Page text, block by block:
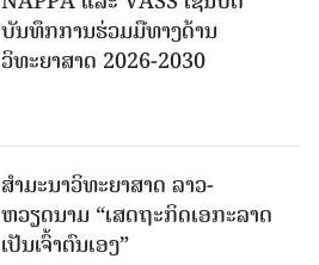
ບັນທຶກການຮ່ວມມືທາງດ້ານ
ວິທະຍາສາດ 2026-2030
ສຳມະນາວິທະຍາສາດ ລາວ-
ຫວຽດນາມ “ເສດຖະກິດເອກະລາດ
ເປັນເຈົ້າຕົນເອງ”